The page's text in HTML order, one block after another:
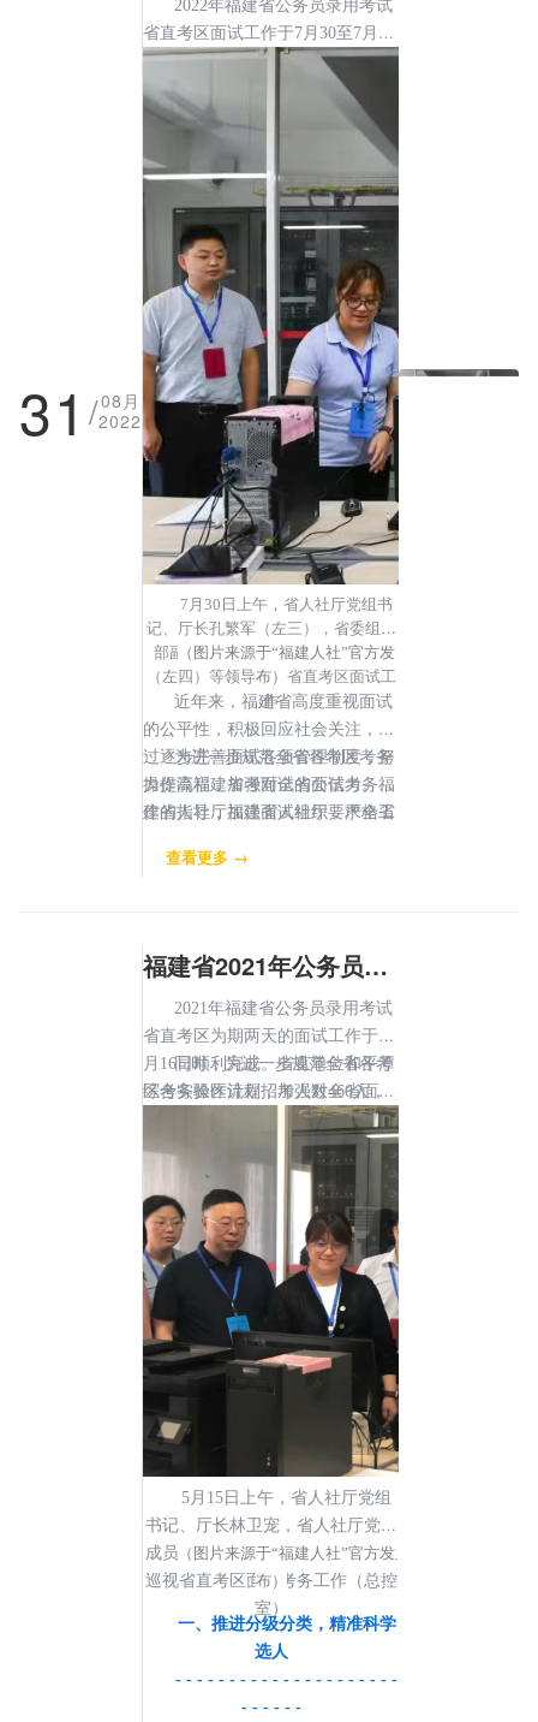
31 /08月
2022
2022年福建省公务员录用考试
省直考区面试工作于7月30至7月31
日顺利举行。福建省今年计划录用
4057名公务员（含参公单位工作人
员），其中，福建省直单位及平潭
综合实验区计划招考405人，福建
省直考区共计975名考生参加面
试，面试成绩均已于面试当日在福
建省公务员考试录用网站公布。
7月30日上午，省人社厅党组书
记、厅长孔繁军（左三），省委组织
部副部长、省公务员局局长郭学斌
（左四）等领导巡视省直考区面试工
作
（图片来源于“福建人社”官方发
布）
近年来，福建省高度重视面试
的公平性，积极回应社会关注，通
过逐步完善面试各项管理制度，努
力提高福建省考面试的公信力。福
建省人社厅加强面试组织，严格工
通过“四随机”抽签、分流入场、封
平底线。进一步提高试卷交接、考
务组织、考务培训、风险管控等考
务操作水平，不断健全面试风险管
控机制，强化对面试突发事件的应
急处置能力。同时加大信息公开力
度，优化考务服务，强化技术支
撑，畅通考生咨询通道,确保考试
程序规范、公平公正。
为进一步规范全省各考区考务
操作流程，加强对全省面试考务工
作的指导，福建省人社厅要求全省
考务管理、统一面试时间”的要
于8月3日全部结束。
查看更多 →
福建省2021年公务员录用考试省直考区面试工作顺利完成
2021年福建省公务员录用考试
省直考区为期两天的面试工作于5
月16日顺利完成。省直单位和平潭
综合实验区计划招考人数460人，
共计1300余名考生参加省直考区面
试，累计抽调考官260余人,面试成
绩已于面试当晚公布。
同时，为进一步规范全省各考
区考务操作流程，加强对全省面试
考务工作的指导，省人社厅要求全
省各考区按照“统一考场设置、统
一考务管理、统一面试时间”的要
求，认真制定面试实施方案，明确
分工、责任到人，规范流程、严格
管理。全省各考区面试工作将于5
月19日全部结束。
5月15日上午，省人社厅党组
书记、厅长林卫宠，省人社厅党组
成员、驻厅纪检监察组组长张永生
巡视省直考区面试考务工作（总控
室）
（图片来源于“福建人社”官方发
布）
一、推进分级分类，精准科学
选人
- - - - - - - - - - - - - - - - - - - - -
- - - - - -